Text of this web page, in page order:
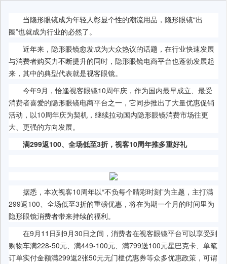
当隐形眼镜成为年轻人彰显个性的潮流用品，隐形眼镜“出
圈”也就成为行业的必然了。
近年来，隐形眼镜愈发成为大众热议的话题，在行业快速发展
与消费者购买力不断提升的同时，隐形眼镜电商平台也蓬勃发展起
来，其中的典型代表就是视客眼镜。
今年9月，恰逢视客眼镜10周年庆，作为国内最早成立、最受
消费者喜爱的隐形眼镜电商平台之一，它同步推出了大量优惠促销
活动，以10周年庆为契机，继续拉动国内隐形眼镜消费市场往更
大、更强的方向发展。
满299返100、全场低至3折 ，视客10周年推多重好礼
据悉，本次视客10周年以“不负每个睛彩时刻”为主题，主打满
299返100、全场低至3折的重磅优惠，将在为期一个月的时间里为
隐形眼镜消费者带来持续的福利。
在9月11日到9月30日之间，消费者在视客眼镜平台可以享受到
购物车满228-50元、满449-100元、满799送100元星巴克卡、单笔
订单实付金额满299返2张50元无门槛优惠券等众多优惠政策，可谓